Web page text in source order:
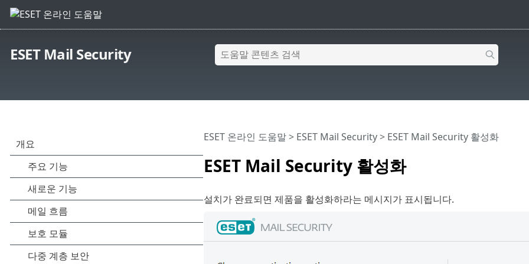
ESET Mail Security
ESET Mail Security 활성화
ESET 온라인 도움말> ESET Mail Security> ESET Mail Security 활성화
설치가 완료되면 제품을 활성화하라는 메시지가 표시됩니다.